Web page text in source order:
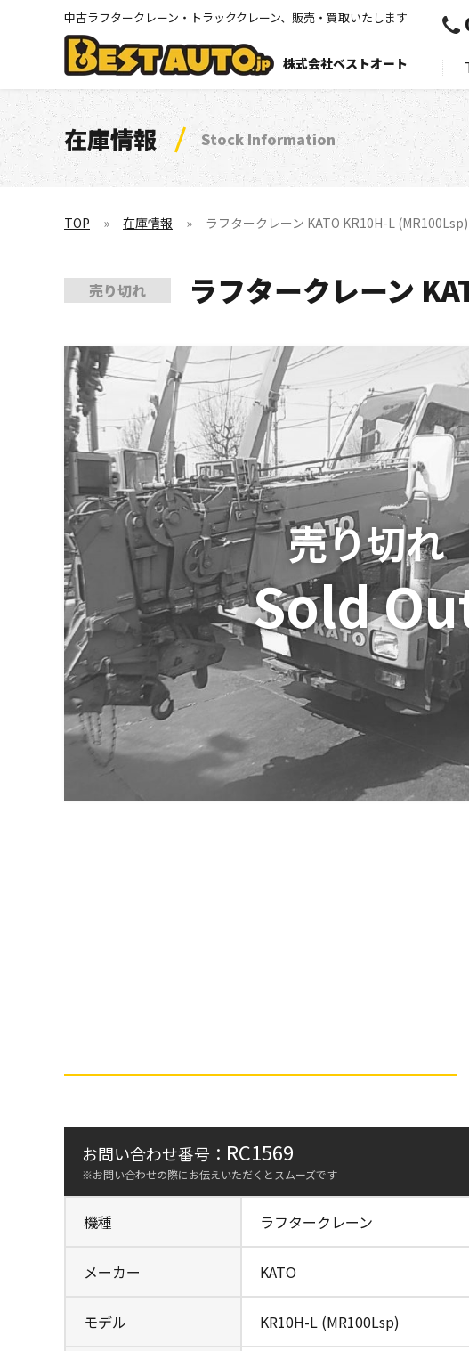
中古ラフタークレーン・トラッククレーン、販売・買取いたします
株式会社ベストオート
在庫情報 Stock Information
TOP 在庫情報 ラフタークレーン KATO KR10H-L (MR100Lsp)
売り切れ ラフタークレーン
お問い合わせ番号： RC1569
※お問い合わせの際にお伝えいただくとスムーズです
機種 ラフタークレーン
メーカー KATO
モデル KR10H-L (MR100Lsp)